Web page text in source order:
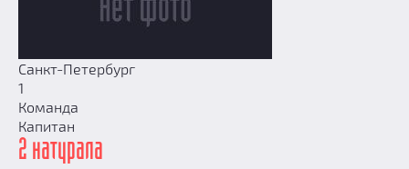
Санкт-Петербург
1
Команда
Капитан
2 натурала